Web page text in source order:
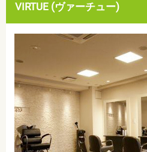
VIRTUE (ヴァーチュー)